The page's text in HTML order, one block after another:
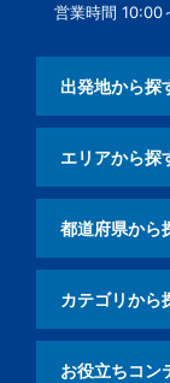
営業時間 10:00
出発地から探
エリアから探
都道府県から
カテゴリから
お役立ちコン